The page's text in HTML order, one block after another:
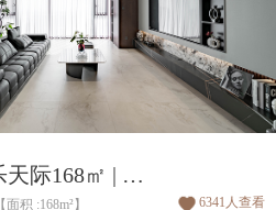
华侨城欢乐天际168㎡ | 轻奢,意式风
积 :168m²】 6341人查看